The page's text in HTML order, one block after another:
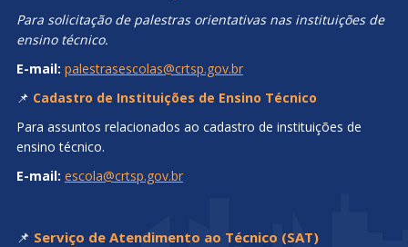
Para solicitação de palestras orientativas nas instituições de
ensino técnico.
E-mail: palestrasescolas@crtsp.gov.br
📌 Cadastro de Instituições de Ensino Técnico
Para assuntos relacionados ao cadastro de instituições de
ensino técnico.
E-mail: escola@crtsp.gov.br
📌 Serviço de Atendimento ao Técnico (SAT)